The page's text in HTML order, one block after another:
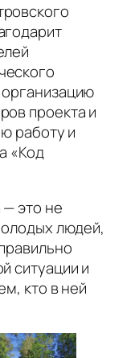
проекта и
работу и
«Код
— это не
людей,
ситуации и
кто в ней